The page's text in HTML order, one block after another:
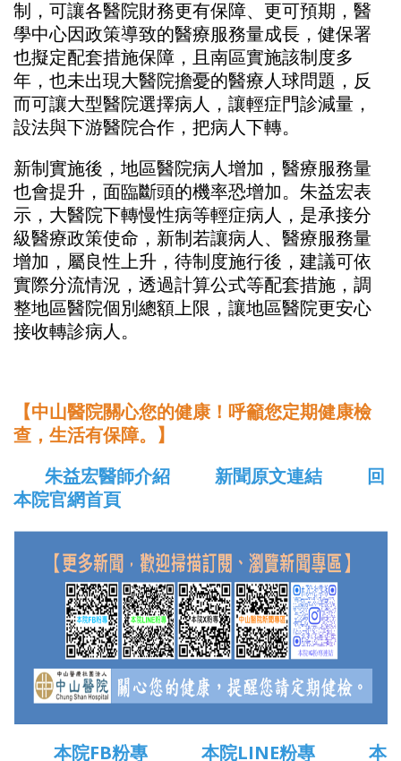
制，可讓各醫院財務更有保障、更可預期，醫
學中心因政策導致的醫療服務量成長，健保署
也擬定配套措施保障，且南區實施該制度多
年，也未出現大醫院擔憂的醫療人球問題，反
而可讓大型醫院選擇病人，讓輕症門診減量，
設法與下游醫院合作，把病人下轉。
新制實施後，地區醫院病人增加，醫療服務量
也會提升，面臨斷頭的機率恐增加。朱益宏表
示，大醫院下轉慢性病等輕症病人，是承接分
級醫療政策使命，新制若讓病人、醫療服務量
增加，屬良性上升，待制度施行後，建議可依
實際分流情況，透過計算公式等配套措施，調
整地區醫院個別總額上限，讓地區醫院更安心
接收轉診病人。
【中山醫院關心您的健康！呼籲您定期健康檢
查，生活有保障。】
朱益宏醫師介紹 新聞原文連結
回
本院官網首頁
本院FB粉專 本院LINE粉專
本